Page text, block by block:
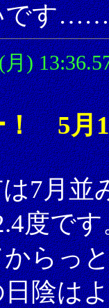
です
月)
！ 5月
7月並
度です
らっ
陰は